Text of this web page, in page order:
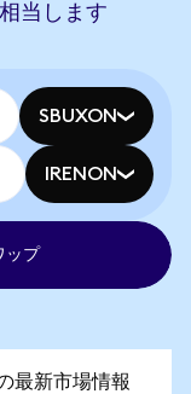
当します
SBUXON
IRENON
ップ
新市場情報